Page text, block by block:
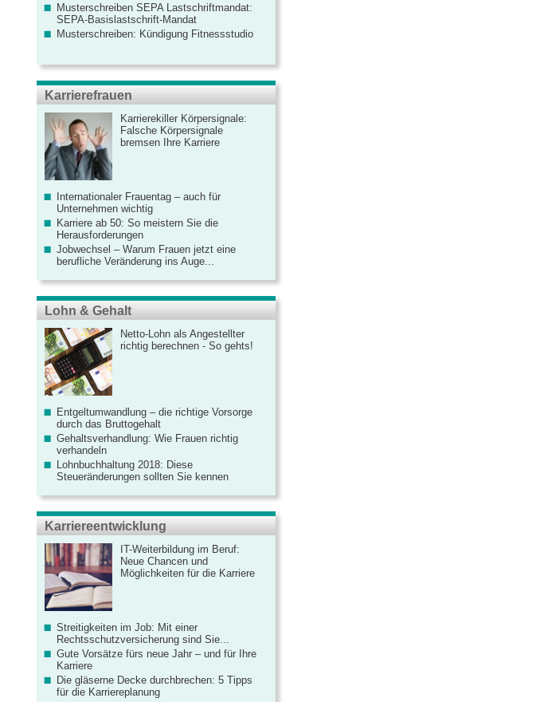
Musterschreiben SEPA Lastschriftmandat:
SEPA-Basislastschrift-Mandat
Musterschreiben: Kündigung Fitnessstudio
Karrierefrauen
Karrierekiller Körpersignale:
Falsche Körpersignale
bremsen Ihre Karriere
Internationaler Frauentag – auch für
Unternehmen wichtig
Karriere ab 50: So meistern Sie die
Herausforderungen
Jobwechsel – Warum Frauen jetzt eine
berufliche Veränderung ins Auge...
Lohn & Gehalt
Netto-Lohn als Angestellter
richtig berechnen - So gehts!
Entgeltumwandlung – die richtige Vorsorge
durch das Bruttogehalt
Gehaltsverhandlung: Wie Frauen richtig
verhandeln
Lohnbuchhaltung 2018: Diese
Steueränderungen sollten Sie kennen
Karriereentwicklung
IT-Weiterbildung im Beruf:
Neue Chancen und
Möglichkeiten für die Karriere
Streitigkeiten im Job: Mit einer
Rechtsschutzversicherung sind Sie...
Gute Vorsätze fürs neue Jahr – und für Ihre
Karriere
Die gläserne Decke durchbrechen: 5 Tipps
für die Karriereplanung